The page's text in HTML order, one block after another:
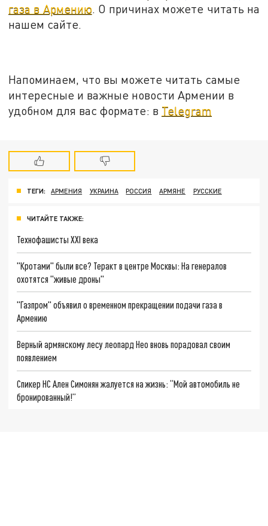
газа в Армению. О причинах можете читать на
нашем сайте.
Напоминаем, что вы можете читать самые
интересные и важные новости Армении в
удобном для вас формате: в Telegram
ТЕГИ: АРМЕНИЯ УКРАИНА РОССИЯ АРМЯНЕ РУССКИЕ
ЧИТАЙТЕ ТАКЖЕ:
Технофашисты XXI века
"Кротами" были все? Теракт в центре Москвы: На генералов
охотятся "живые дроны"
"Газпром" объявил о временном прекращении подачи газа в
Армению
Верный армянскому лесу леопард Нео вновь порадовал своим
появлением
Спикер НС Ален Симонян жалуется на жизнь: “Мой автомобиль не
бронированный!”